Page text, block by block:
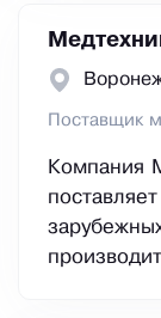
Поставщик
Компания